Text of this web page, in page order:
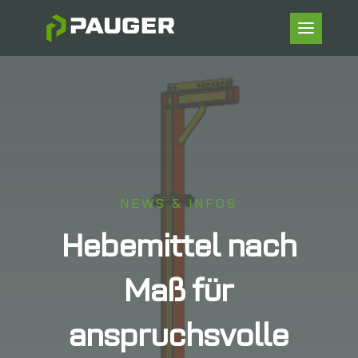
NEWS & INFOS
Hebemittel nach
Maß für
anspruchsvolle